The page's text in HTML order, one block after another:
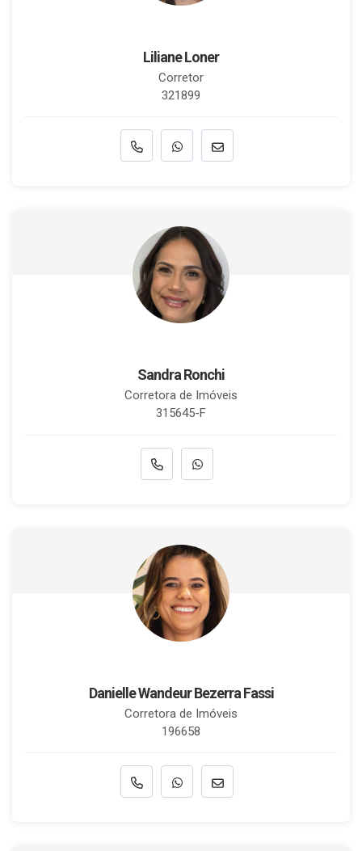
Liliane Loner
Corretor
321899
Sandra Ronchi
Corretora de Imóveis
315645-F
Danielle Wandeur Bezerra Fassi
Corretora de Imóveis
196658